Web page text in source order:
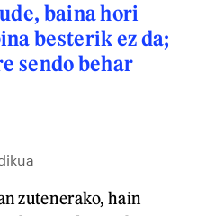
baina hori
besterik ez da;
sendo behar
zutenerako, hain